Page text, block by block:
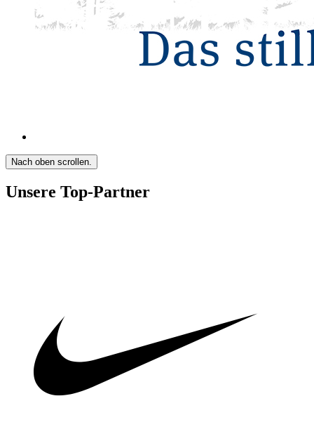
Nach oben scrollen.
Unsere Top-Partner